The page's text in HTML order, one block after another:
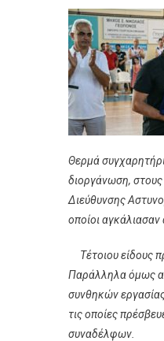
Θερμά
διοργάνωση,
Διεύθυνσης
οποίοι
Τέτοιου είδους
Παράλληλα όμως
συνθηκών
τις οποίες
συναδέλφων.